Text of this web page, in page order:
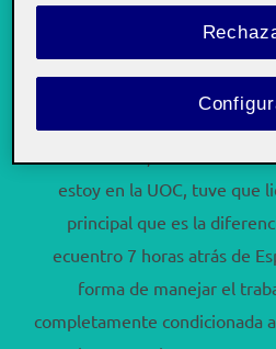
por lo que considero que
académica
Problemáticas, soluciones
estoy en la UOC, tuve que
principal que es la
ecuentro 7 horas atrás de
forma de manejar el
completamente condicionada